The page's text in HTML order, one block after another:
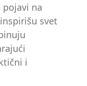
na
svet
i